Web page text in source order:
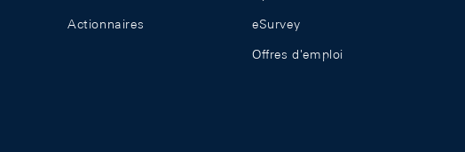
Actionnaires eSurvey
Offres d'emploi